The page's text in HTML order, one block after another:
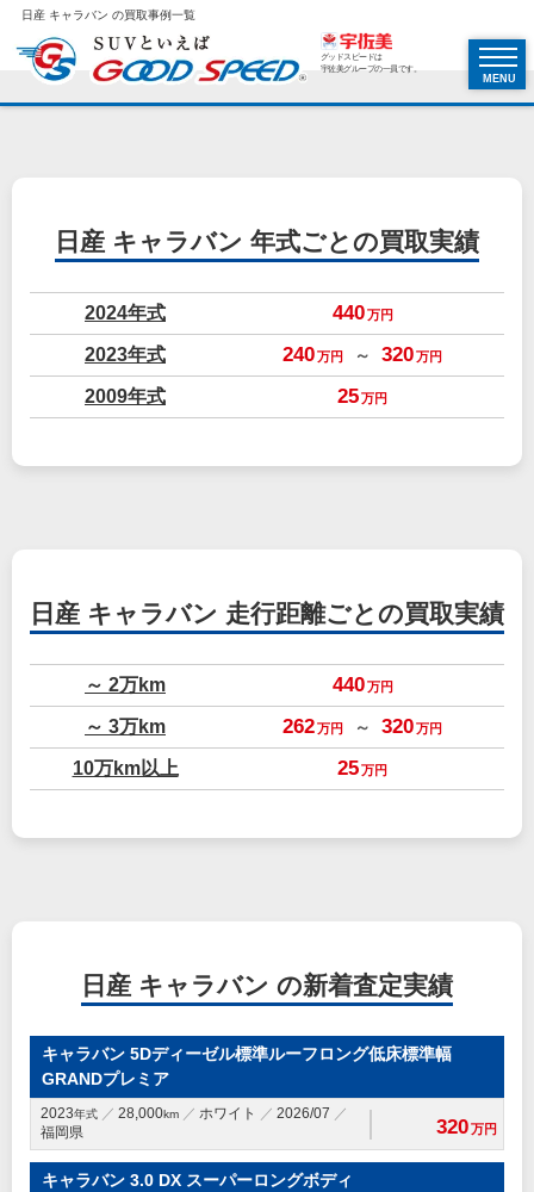
日産 キャラバン の買取事例一覧
グッドスピードは
宇佐美グループの一員です。
MENU
日産 キャラバン 年式ごとの買取実績
2024年式 440 万円
2023年式 240万円 ～ 320万円
2009年式 25万円
日産 キャラバン 走行距離ごとの買取実績
～ 2万km 440 万円
～ 3万km 262万円 ～ 320万円
10万km以上 25万円
日産 キャラバン の新着査定実績
キャラバン 5Dディーゼル標準ルーフロング低床標準幅
GRANDプレミア
2023年式 28,000km ホワイト
2026/07
福岡県
320万円
キャラバン 3.0 DX スーパーロングボディ